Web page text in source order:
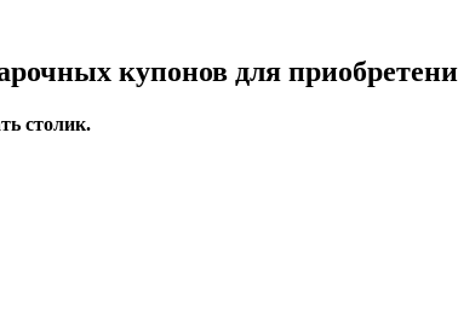
купонов для
столик.